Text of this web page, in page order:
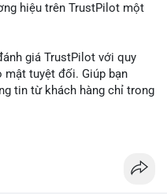
hiệu trên TrustPilot một
giá TrustPilot với quy
mật tuyệt đối. Giúp bạn
tin từ khách hàng chỉ trong
đãi: